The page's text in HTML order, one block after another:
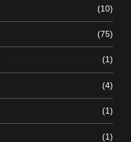
(10)
(75)
(1)
(4)
(1)
(1)